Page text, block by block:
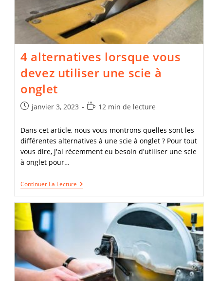
Onglet
Lorsque
Nous
Sommes
Débutants
?
4 alternatives lorsque vous
devez utiliser une scie à
onglet
Publication
janvier 3, 2023
Temps
lecture :
12 min de lecture
Dans cet article, nous vous montrons quelles sont les
différentes alternatives à une scie à onglet ? Pour tout
vous dire, j'ai récemment eu besoin d'utiliser une scie
à onglet pour…
Continuer La Lecture 4
Alternatives
Onglet